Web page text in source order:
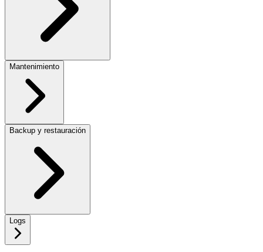
Mantenimiento
Backup y restauración
Logs